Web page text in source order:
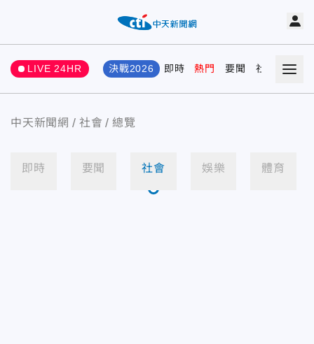
LIVE 24HR 決戰2026 即時 熱門 要聞 社會 娛樂
中天新聞網 社會 總覽
即時 要聞 社會 娛樂 體育